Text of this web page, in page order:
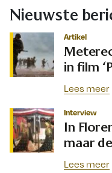
Nieuwste
Artikel
in film
Lees meer
Interview
In
maar
Lees meer